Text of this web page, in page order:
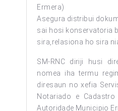
Ermera)
Asegura distribui
sai hosi konservatoria
sira,relasiona ho sira
SM-RNC diriji husi
nomea iha termu
diresaun no xefia
Notariado e
Autoridade Municipio